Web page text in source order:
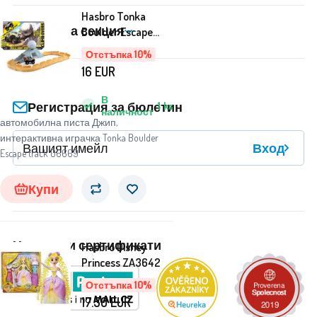
Отстъпка 10%
Hasbro Tonka
Boulder Escape
влакче + кола
ZA2775
автомобилна писта Джип,
интерактивна играчка Tonka Boulder
Escape track 06669
В
наличност 1 ks
16 EUR
Купи
Отстъпка 10%
Hasbro Disney
Princess ZA3642
17.50EUR
Клиентска секция
Регистрация за бюлетин
Вход
Награди и сертификати